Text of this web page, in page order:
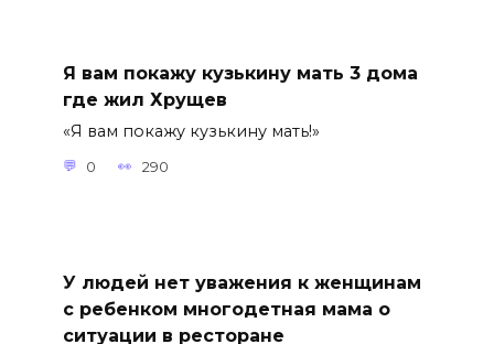
Я вам покажу кузькину мать 3 дома
где жил Хрущев
«Я вам покажу кузькину мать!»
0 290
У людей нет уважения к женщинам
с ребенком многодетная мама о
ситуации в ресторане